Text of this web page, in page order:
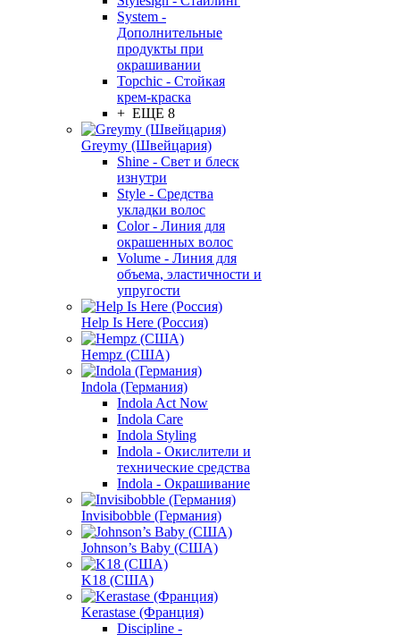
System -
Дополнительные
продукты при
окрашивании
Topchic - Стойкая
крем-краска
+ ЕЩЕ 8
Greymy (Швейцария)
Shine - Свет и блеск
изнутри
Style - Средства
укладки волос
Color - Линия для
окрашенных волос
Volume - Линия для
объема, эластичности и
упругости
Help Is Here (Россия)
Hempz (США)
Indola (Германия)
Indola Act Now
Indola Care
Indola Styling
Indola - Окислители и
технические средства
Indola - Окрашивание
Invisibobble (Германия)
Johnson’s Baby (США)
K18 (США)
Kerastase (Франция)
Discipline -